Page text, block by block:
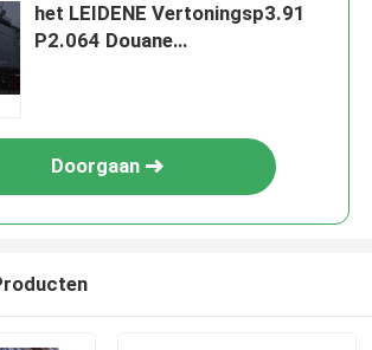
het LEIDENE Vertoningsp3.91
P2.064 Douane
Doorgaan